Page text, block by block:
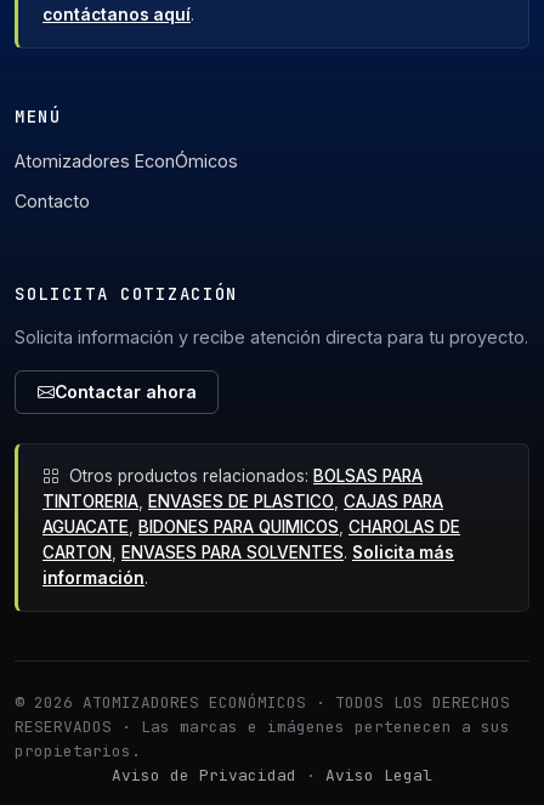
contáctanos aquí.
MENÚ
Atomizadores EconÓmicos
Contacto
SOLICITA COTIZACIÓN
Solicita información y recibe atención directa para tu proyecto.
Contactar ahora
Otros productos relacionados: BOLSAS PARA
TINTORERIA
ENVASES DE PLASTICO CAJAS PARA
AGUACATE
BIDONES PARA QUIMICOS CHAROLAS DE
CARTON
ENVASES PARA SOLVENTES. Solicita más
información.
© 2026 ATOMIZADORES ECONÓMICOS · TODOS LOS DERECHOS
RESERVADOS · Las marcas e imágenes pertenecen a sus
propietarios.
Aviso de Privacidad
· Aviso Legal